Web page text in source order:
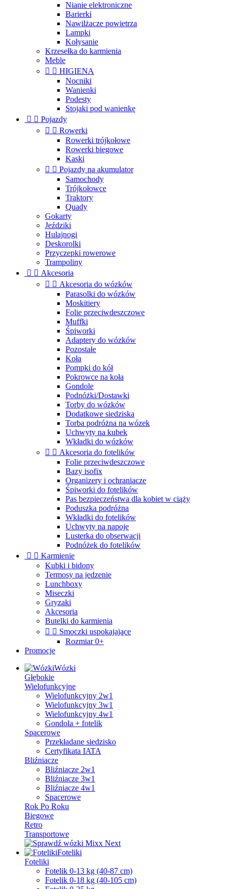
Nianie elektroniczne
Barierki
Nawilżacze powietrza
Lampki
Kołysanie
Krzesełka do karmienia
Meble
  HIGIENA
Nocniki
Wanienki
Podesty
Stojaki pod wanienkę
  Pojazdy
  Rowerki
Rowerki trójkołowe
Rowerki biegowe
Kaski
  Pojazdy na akumulator
Samochody
Trójkołowce
Traktory
Quady
Gokarty
Jeździki
Hulajnogi
Deskorolki
Przyczepki rowerowe
Trampoliny
  Akcesoria
  Akcesoria do wózków
Parasolki do wózków
Moskitiery
Folie przeciwdeszczowe
Muffki
Śpiworki
Adaptery do wózków
Pozostałe
Koła
Pompki do kół
Pokrowce na koła
Gondole
Podnóżki/Dostawki
Torby do wózków
Dodatkowe siedziska
Torba podróżna na wózek
Uchwyty na kubek
Wkładki do wózków
  Akcesoria do fotelików
Folie przeciwdeszczowe
Bazy isofix
Organizery i ochraniacze
Śpiworki do fotelików
Pas bezpieczeństwa dla kobiet w ciąży
Poduszka podróżna
Wkładki do fotelików
Uchwyty na napoje
Lusterka do obserwacji
Podnóżek do fotelików
  Karmienie
Kubki i bidony
Termosy na jedzenie
Lunchboxy
Miseczki
Gryzaki
Akcesoria
Butelki do karmienia
  Smoczki uspokajające
Rozmiar 0+
Promocje
Wózki
Głębokie
Wielofunkcyjne
Wielofunkcyjny 2w1
Wielofunkcyjny 3w1
Wielofunkcyjny 4w1
Gondola + fotelik
Spacerowe
Przekładane siedzisko
Certyfikata IATA
Bliźniacze
Bliźniacze 2w1
Bliźniacze 3w1
Bliźniacze 4w1
Spacerowe
Rok Po Roku
Biegowe
Retro
Transportowe
Foteliki
Foteliki
Fotelik 0-13 kg (40-87 cm)
Fotelik 0-18 kg (40-105 cm)